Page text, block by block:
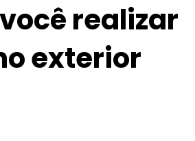
realizar
exterior